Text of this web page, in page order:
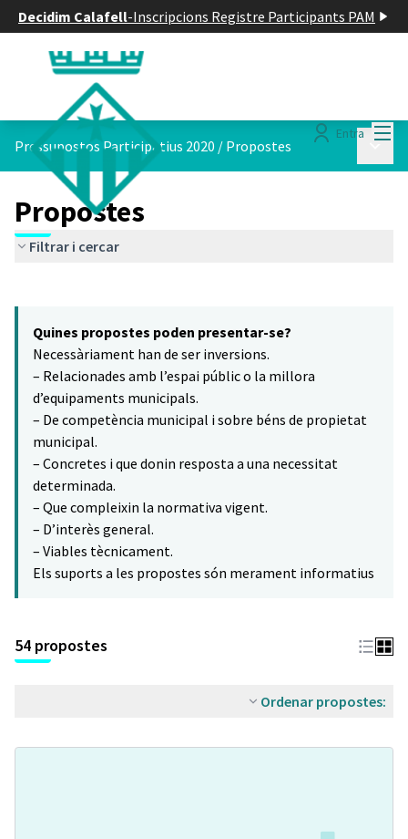
Decidim Calafell-Inscripcions Registre Participants PAM
Entra
Pressupostos Participatius 2020 / Propostes
Propostes
Filtrar i cercar
−
Quines propostes poden presentar-se?
Necessàriament han de ser inversions.
– Relacionades amb l’espai públic o la millora
d’equipaments municipals.
– De competència municipal i sobre béns de propietat
municipal.
– Concretes i que donin resposta a una necessitat
determinada.
– Que compleixin la normativa vigent.
– D’interès general.
– Viables tècnicament.
Els suports a les propostes són merament informatius
54 propostes
Ordenar propostes: